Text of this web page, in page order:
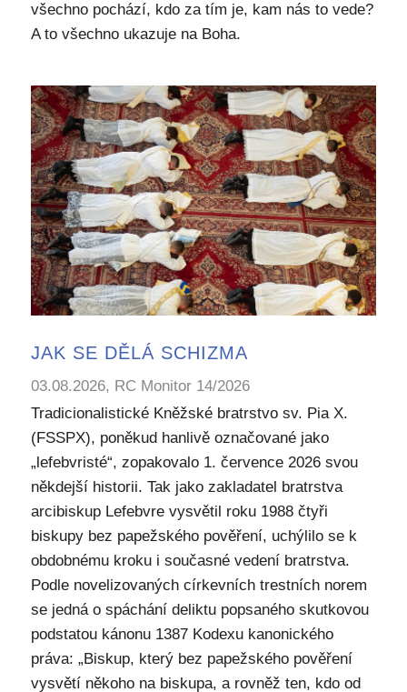
všechno pochází, kdo za tím je, kam nás to vede?
A to všechno ukazuje na Boha.
JAK SE DĚLÁ SCHIZMA
03.08.2026, RC Monitor 14/2026
Tradicionalistické Kněžské bratrstvo sv. Pia X.
(FSSPX), poněkud hanlivě označované jako
„lefebvristé“, zopakovalo 1. července 2026 svou
někdejší historii. Tak jako zakladatel bratrstva
arcibiskup Lefebvre vysvětil roku 1988 čtyři
biskupy bez papežského pověření, uchýlilo se k
obdobnému kroku i současné vedení bratrstva.
Podle novelizovaných církevních trestních norem
se jedná o spáchání deliktu popsaného skutkovou
podstatou kánonu 1387 Kodexu kanonického
práva: „Biskup, který bez papežského pověření
vysvětí někoho na biskupa, a rovněž ten, kdo od